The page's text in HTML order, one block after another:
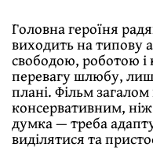
Головна героїня
виходить на типову
свободою, роботою і
перевагу шлюбу,
плані. Фільм
консервативним, ніж
думка — треба
виділятися та